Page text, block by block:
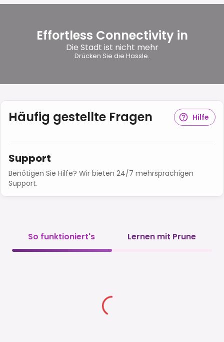
Effortless Connectivity in
Die Stadt ist nicht mehr
Drücken Sie die Hassle.
Häufig gestellte Fragen Hilfe
Support
Benötigen Sie Hilfe? Wir bieten 24/7 mehrsprachigen
Support.
So funktioniert's Lernen mit Prune